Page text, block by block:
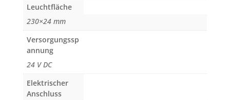
Leuchtfläche
230×24 mm
Versorgungssp
annung
24 V DC
Elektrischer
Anschluss